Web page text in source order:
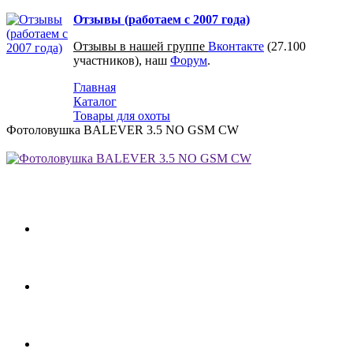
Отзывы (работаем с 2007 года)
Отзывы в нашей группе Вконтакте (27.100
участников), наш Форум.
Главная
Каталог
Товары для охоты
Фотоловушка BALEVER 3.5 NO GSM CW